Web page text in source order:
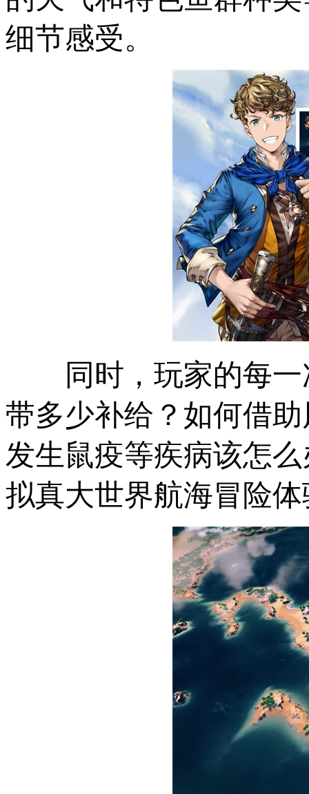
细节感受。
同时，玩家的每
带多少补给？如何借
发生鼠疫等疾病该怎
拟真大世界航海冒险